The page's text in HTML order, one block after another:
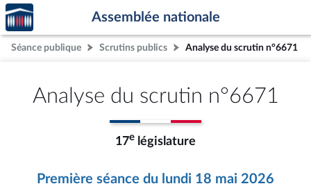
Aller au contenu
Aller en bas de la page
Accèder
à la
page
d'accueil
Assemblée nationale
Séance publique Scrutins publics Analyse du scrutin n°6671
Analyse du scrutin n°6671
17e législature
Première séance du lundi 18 mai 2026